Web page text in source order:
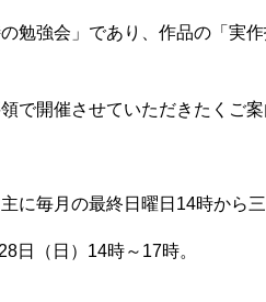
勉強会」であり、作品の「実
で開催させていただきたくご
毎月の最終日曜日14時から三
（日）14時～17時。